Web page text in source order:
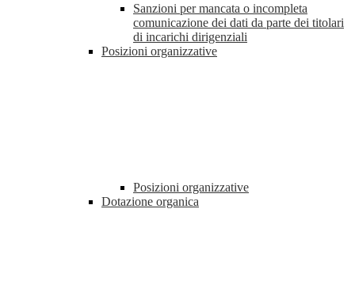
Sanzioni per mancata o incompleta
comunicazione dei dati da parte dei titolari
di incarichi dirigenziali
Posizioni organizzative
Posizioni organizzative
Dotazione organica